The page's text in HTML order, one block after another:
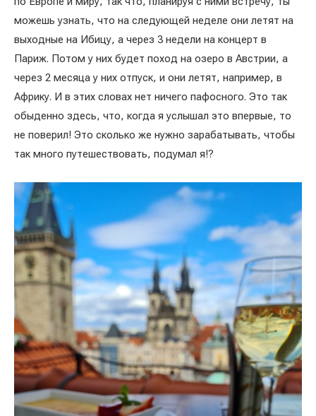
можешь узнать, что на следующей неделе они летят на
выходные на Ибицу, а через 3 недели на концерт в
Париж. Потом у них будет поход на озеро в Австрии, а
через 2 месяца у них отпуск, и они летят, например, в
Африку. И в этих словах нет ничего пафосного. Это так
обыденно здесь, что, когда я услышал это впервые, то
не поверил! Это сколько же нужно зарабатывать, чтобы
так много путешествовать, подумал я!?